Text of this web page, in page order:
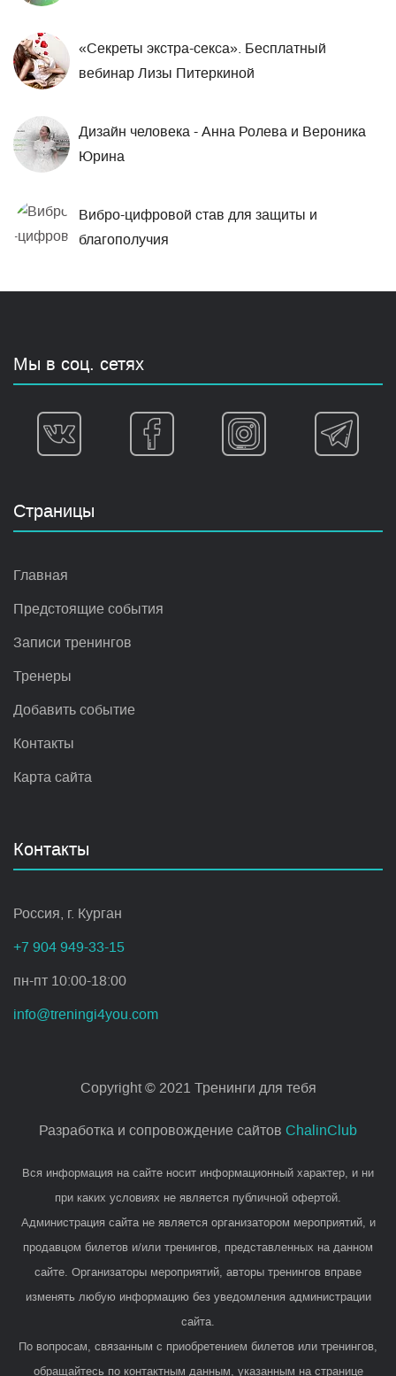
«Секреты экстра-секса». Бесплатный
вебинар Лизы Питеркиной
Дизайн человека - Анна Ролева и Вероника
Юрина
Вибро-цифровой став для защиты и
благополучия
Мы в соц. сетях
Страницы
Главная
Предстоящие события
Записи тренингов
Тренеры
Добавить событие
Контакты
Карта сайта
Контакты
Россия, г. Курган
+7 904 949-33-15
пн-пт 10:00-18:00
info@treningi4you.com
Copyright © 2021 Тренинги для тебя
Разработка и сопровождение сайтов ChalinClub
Вся информация на сайте носит информационный характер, и ни
при каких условиях не является публичной офертой.
Администрация сайта не является организатором мероприятий, и
продавцом билетов и/или тренингов, представленных на данном
сайте. Организаторы мероприятий, авторы тренингов вправе
изменять любую информацию без уведомления администрации
сайта.
По вопросам, связанным с приобретением билетов или тренингов,
обращайтесь по контактным данным, указанным на странице